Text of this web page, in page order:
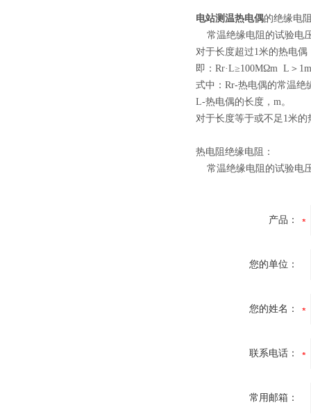
电站测温热电偶的绝缘电
常温绝缘电阻的试验电
对于长度超过1米的热电偶
即：Rr·L≥100MΩm L＞1m
式中：Rr-热电偶的常温绝
L-热电偶的长度，m。
对于长度等于或不足1米
热电阻绝缘电阻：
常温绝缘电阻的试验电
产品：
您的单位：
您的姓名：
联系电话：
常用邮箱：